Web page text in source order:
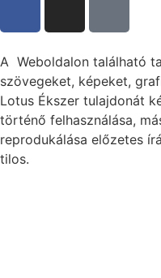
A Weboldalon található
szövegeket, képeket,
Lotus Ékszer tulajdonát
történő felhasználása,
reprodukálása előzetes
tilos.